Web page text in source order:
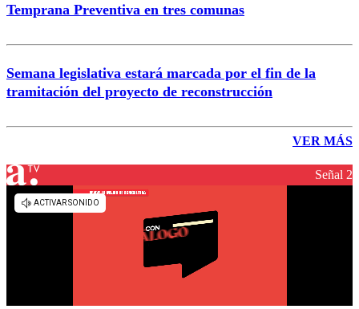
Temprana Preventiva en tres comunas
Semana legislativa estará marcada por el fin de la
tramitación del proyecto de reconstrucción
VER MÁS
Señal 2